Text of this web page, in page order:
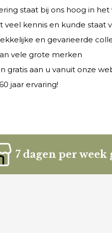
staat bij ons hoog in het
kennis en kunde staat
en gevarieerde
vele grote merken
gratis aan u vanuit onze
jaar ervaring!
7 dagen per week